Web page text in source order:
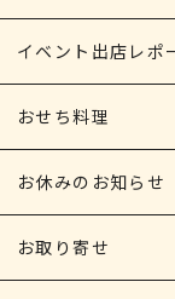
イベント出店レポ
おせち料理
お休みのお知らせ
お取り寄せ